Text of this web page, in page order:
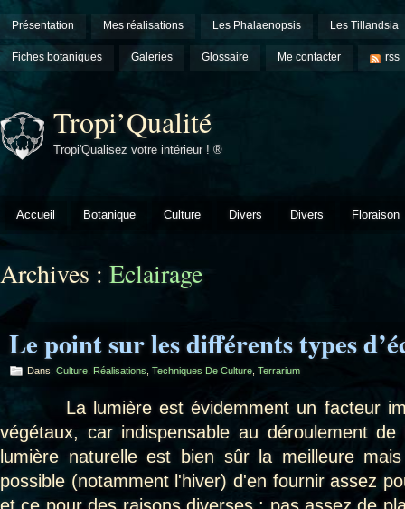
Présentation Mes réalisations Les Phalaenopsis Les Tillandsia
Fiches botaniques Galeries Glossaire Me contacter rss
Tropi’Qualité
Tropi'Qualisez votre intérieur ! ®
Accueil Botanique Culture Divers Divers Floraison
Archives : Eclairage
Le point sur les différents types
Dans: Culture Réalisations Techniques De Culture Terrarium
La lumière est évidemment un facteur
végétaux, car indispensable au déroulement
lumière naturelle est bien sûr la meilleure
possible (notamment l'hiver) d'en fournir assez